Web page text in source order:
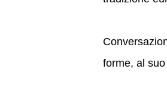
forme, al suo